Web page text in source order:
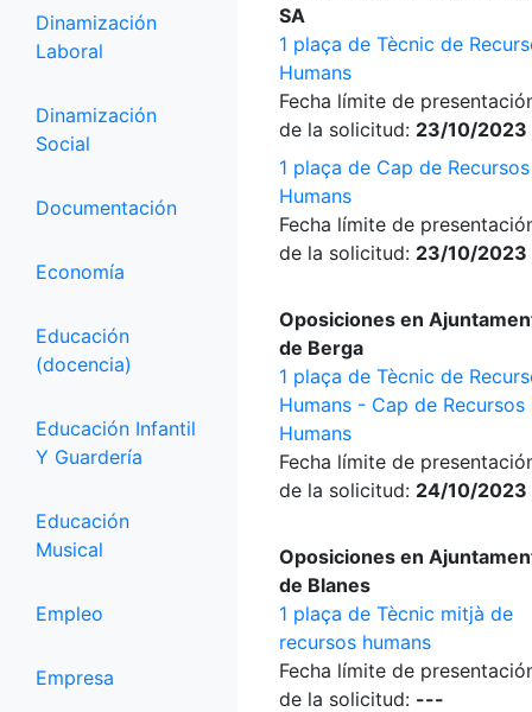
Dinamización
Laboral
Dinamización
Social
Documentación
Economía
Educación
(docencia)
Educación Infantil
Y Guardería
Educación
Musical
Empleo
Empresa
SA
1 plaça de Tècnic de
Humans
Fecha límite de
de la solicitud: 23/10/2023
1 plaça de Cap de Recursos
Humans
Fecha límite de
de la solicitud: 23/10/2023
Oposiciones en
de Berga
1 plaça de Tècnic de
Humans - Cap de Recursos
Humans
Fecha límite de
de la solicitud: 24/10/2023
Oposiciones en
de Blanes
1 plaça de Tècnic mitjà de
recursos humans
Fecha límite de
de la solicitud: ---